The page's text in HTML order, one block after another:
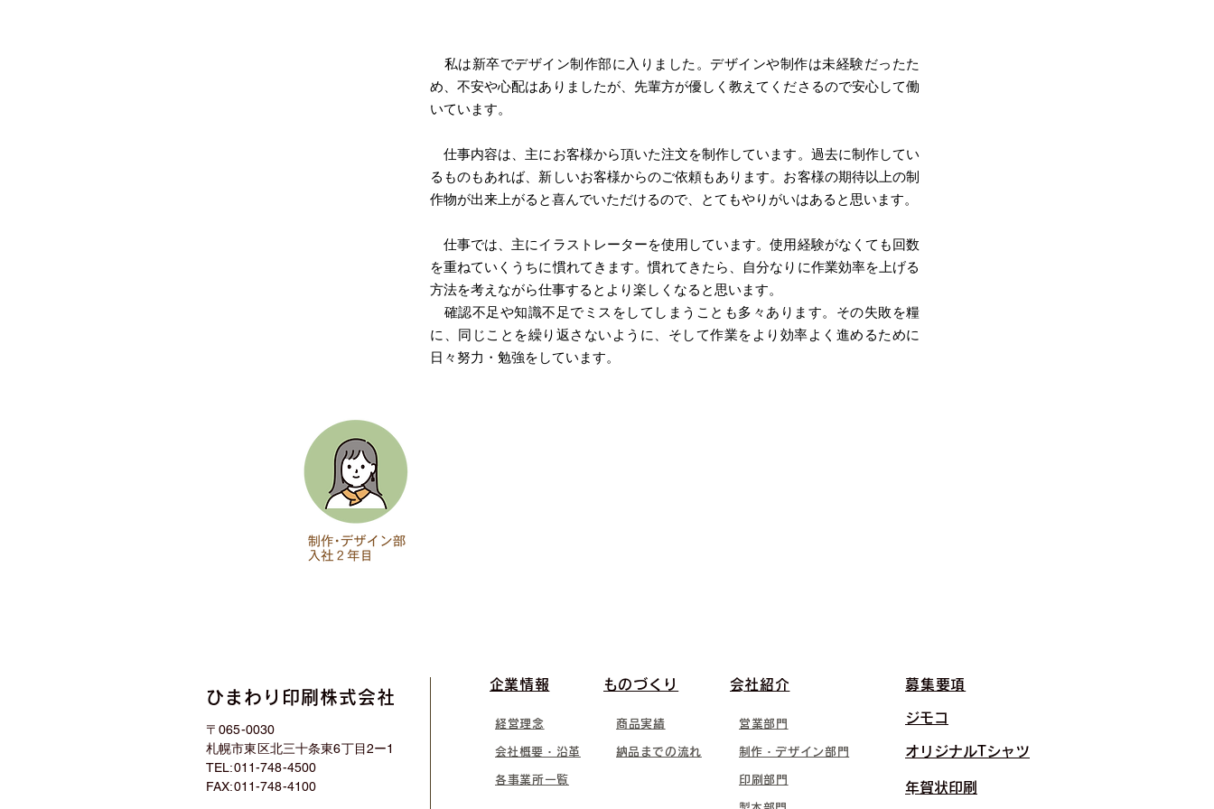
私は新卒でデザイン制作部に入りました。デザインや制作は未経験だったた
め、不安や心配はありましたが、先輩方が優しく教えてくださるので安心して働
いています。
仕事内容は、主にお客様から頂いた注文を制作しています。過去に制作してい
るものもあれば、新しいお客様からのご依頼もあります。お客様の期待以上の制
作物が出来上がると喜んでいただけるので、とてもやりがいはあると思います。
仕事では、主にイラストレーターを使用しています。使用経験がなくても回数
を重ねていくうちに慣れてきます。慣れてきたら、自分なりに作業効率を上げる
方法を考えながら仕事するとより楽しくなると思います。
確認不足や知識不足でミスをしてしまうことも多々あります。その失敗を糧
に、同じことを繰り返さないように、そして作業をより効率よく進めるために
日々努力・勉強をしています。
ひまわり印刷株式会社
​企業情報
経営理念
​会社概要・沿革
〒065-0030
札幌市東区北三十条東6丁目2ー1
TEL:011-748-4500
FAX:011-748-4100
各事業所一覧
​ものづくり ​会社紹介
商品実績 営業部門
​納品までの流れ ​制作・デザイン部門
印刷部門
募集要項
​ジモコ
​オリジナルTシャツ
​年賀状印刷